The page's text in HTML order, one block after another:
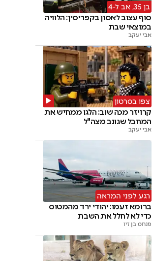
בן 35, אב ל-4
סוף עצוב לאסון בקפריסין: הלוויה
במוצאי שבת
אבי יעקב
צפו בסרטון
קרויזר מכה שוב: הלגו ממחיש את
המחבל שגונב מצה"ל
אבי יעקב
רגע לפני המראה
ברומא זעמו: יהודי ירד מהמטוס
כדי לא לחלל את השבת
פנחס בן זיו